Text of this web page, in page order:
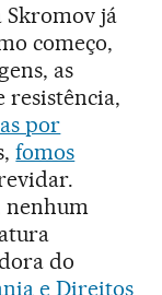
Skromov já
começo,
as
resistência,
por
fomos
nenhum
do
e Direitos